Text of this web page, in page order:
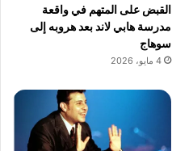
القبض على المتهم في واقعة
مدرسة هابي لاند بعد هروبه إلى
سوهاج
4 مايو، 2026